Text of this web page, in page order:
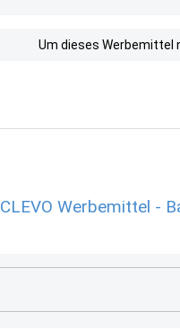
Um dieses Werbemittel
CLEVO Werbemittel -